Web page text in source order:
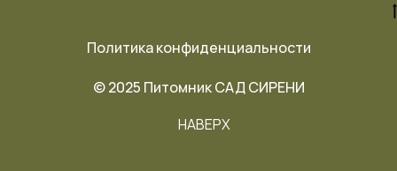
Политика конфиденциальности
© 2025 Питомник САД СИРЕНИ
НАВЕРХ